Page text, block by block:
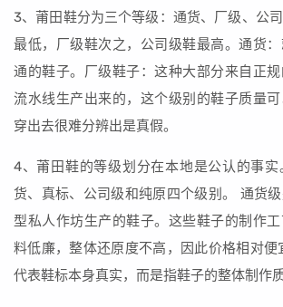
3、莆田鞋分为三个等级：通货、厂级、公
最低，厂级鞋次之，公司级鞋最高。通货
通的鞋子。厂级鞋子：这种大部分来自正
流水线生产出来的，这个级别的鞋子质量可
穿出去很难分辨出是真假。
4、莆田鞋的等级划分在本地是公认的事
货、真标、公司级和纯原四个级别。 通货
型私人作坊生产的鞋子。这些鞋子的制作
料低廉，整体还原度不高，因此价格相对便
代表鞋标本身真实，而是指鞋子的整体制作